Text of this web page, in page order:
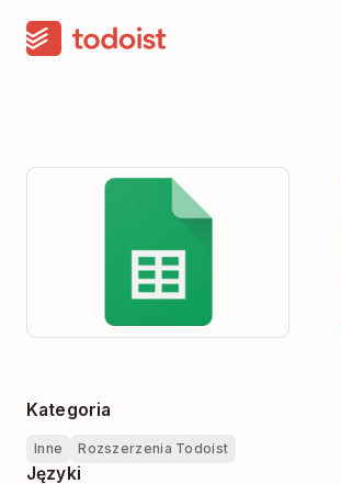
Kategoria
Inne Rozszerzenia Todoist
Języki